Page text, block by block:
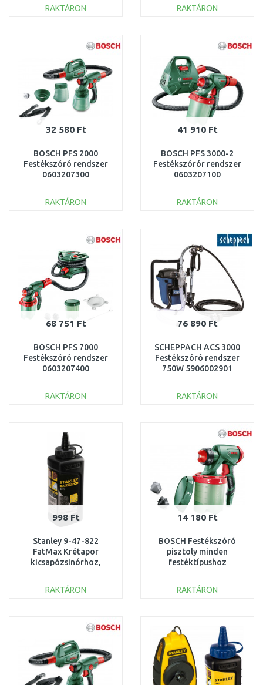
RAKTÁRON
Összehasonlítás
RAKTÁRON
Összehasonlítás
32 580 Ft
BOSCH PFS 2000
Festékszóró rendszer
0603207300
RAKTÁRON
Összehasonlítás
41 910 Ft
BOSCH PFS 3000-2
Festékszórór rendszer
0603207100
RAKTÁRON
Összehasonlítás
68 751 Ft
BOSCH PFS 7000
Festékszóró rendszer
0603207400
RAKTÁRON
Összehasonlítás
76 890 Ft
SCHEPPACH ACS 3000
Festékszóró rendszer
750W 5906002901
RAKTÁRON
Összehasonlítás
998 Ft
Stanley 9-47-822
FatMax Krétapor
kicsapózsinórhoz,
RAKTÁRON
Összehasonlítás
14 180 Ft
BOSCH Festékszóró
pisztoly minden
festéktípushoz
RAKTÁRON
Összehasonlítás